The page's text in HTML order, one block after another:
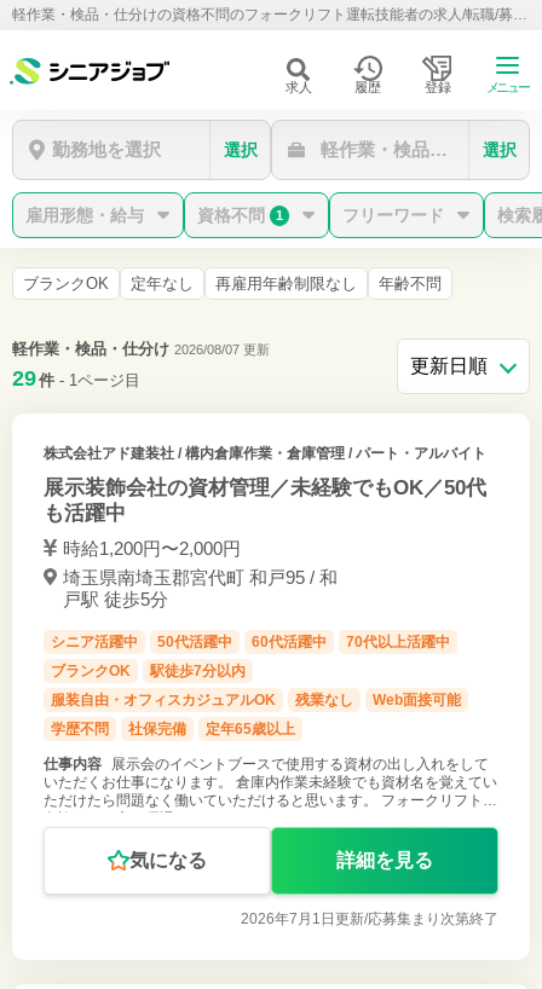
軽作業・検品・仕分けの資格不問のフォークリフト運転技能者の求人/転職/募集情報【シニアジョブ】
求人 履歴 登録 メニュー
勤務地を選択 選択 軽作業・検品・仕分け
選択
雇用形態・給与 資格不問 1 フリーワード 検索
ブランクOK 定年なし 再雇用年齢制限なし 年齢不問
軽作業・検品・仕分け 2026/08/07 更新
29件 - 1ページ目
株式会社アド建装社/ 構内倉庫作業・倉庫管理 / パート・アルバイト
展示装飾会社の資材管理／未経験でもOK／50代
も活躍中
時給1,200円〜2,000円
埼玉県南埼玉郡宮代町 和戸95 / 和
戸駅 徒歩5分
シニア活躍中 50代活躍中 60代活躍中
70代以上活躍中
ブランクOK
駅徒歩7分以内
服装自由・オフィスカジュアルOK
残業なし
Web面接可能
学歴不問
社保完備 定年65歳以上
仕事内容
展示会のイベントブースで使用する資材の出し入れをして
いただくお仕事になります。 倉庫内作業未経験でも資材名を覚えてい
ただけたら問題なく働いていただけると思います。 フォークリフトの
気になる 詳細を見る
2026年7月1日更新/応募集まり次第終了